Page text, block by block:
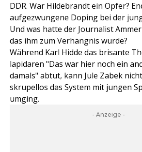
DDR. War Hildebrandt ein Opfer?
aufgezwungene Doping bei der
Und was hatte der Journalist
das ihm zum Verhängnis wurde?
Während Karl Hidde das brisante
lapidaren "Das war hier noch ein
damals" abtut, kann Jule Zabek
skrupellos das System mit jungen
umging.
- Anzeige -